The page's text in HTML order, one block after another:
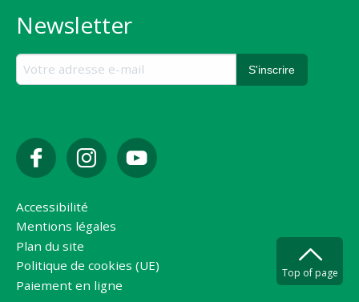
Newsletter
Accessibilité
Mentions légales
Plan du site
Politique de cookies (UE)
Paiement en ligne
Top of page